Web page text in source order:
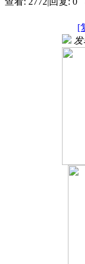
[
发